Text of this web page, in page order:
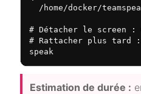
# Détacher le screen :
# Rattacher plus tard
speak
Estimation de durée :